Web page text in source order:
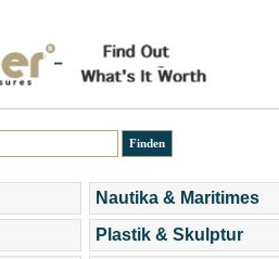
Nautika & Maritimes
Plastik & Skulptur